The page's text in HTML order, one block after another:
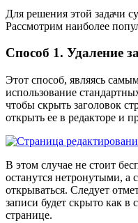
Для решения этой задачи
Рассмотрим наиболее
Способ 1. Удаление
Этот способ, являясь
использование
чтобы скрыть заголовок
открыть ее в редакторе и
В этом случае не стоит
останутся нетронутыми, а
открываться. Следует
записи будет скрыто как в
странице.